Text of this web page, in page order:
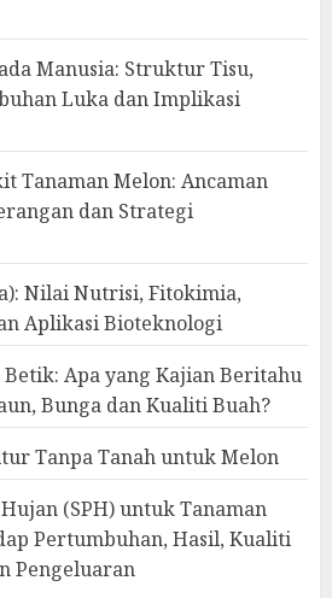
Manusia: Struktur Tisu,
Luka dan Implikasi
Tanaman Melon: Ancaman
dan Strategi
Nilai Nutrisi, Fitokimia,
Aplikasi Bioteknologi
Apa yang Kajian Beritahu
Bunga dan Kualiti Buah?
Tanpa Tanah untuk Melon
(SPH) untuk Tanaman
Pertumbuhan, Hasil, Kualiti
Pengeluaran